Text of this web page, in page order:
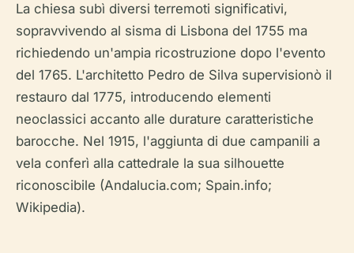
La chiesa subì diversi terremoti significativi,
sopravvivendo al sisma di Lisbona del 1755 ma
richiedendo un'ampia ricostruzione dopo l'evento
del 1765. L'architetto Pedro de Silva supervisionò il
restauro dal 1775, introducendo elementi
neoclassici accanto alle durature caratteristiche
barocche. Nel 1915, l'aggiunta di due campanili a
vela conferì alla cattedrale la sua silhouette
riconoscibile (Andalucia.com; Spain.info;
Wikipedia).